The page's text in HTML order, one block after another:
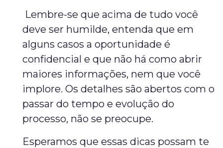
Lembre-se que acima de tudo você
deve ser humilde, entenda que em
alguns casos a oportunidade é
confidencial e que não há como abrir
maiores informações, nem que você
implore. Os detalhes são abertos com o
passar do tempo e evolução do
processo, não se preocupe.
Esperamos que essas dicas possam te